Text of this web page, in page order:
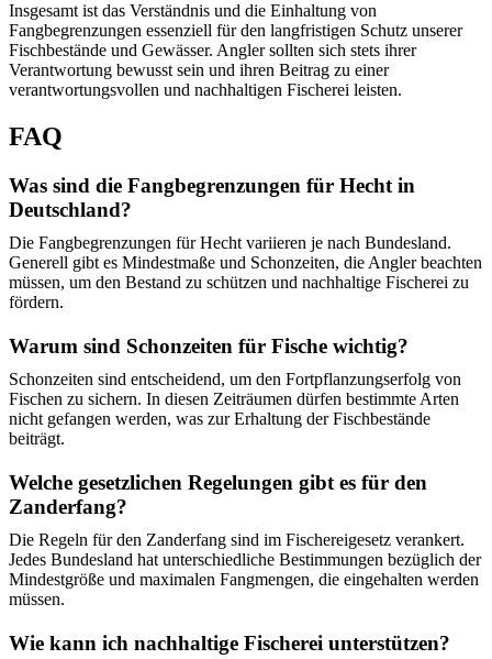
Insgesamt ist das Verständnis und die Einhaltung von
Fangbegrenzungen essenziell für den langfristigen Schutz unserer
Fischbestände und Gewässer. Angler sollten sich stets ihrer
Verantwortung bewusst sein und ihren Beitrag zu einer
verantwortungsvollen und nachhaltigen Fischerei leisten.
FAQ
Was sind die Fangbegrenzungen für Hecht in
Deutschland?
Die Fangbegrenzungen für Hecht variieren je nach Bundesland.
Generell gibt es Mindestmaße und Schonzeiten, die Angler beachten
müssen, um den Bestand zu schützen und nachhaltige Fischerei zu
fördern.
Warum sind Schonzeiten für Fische wichtig?
Schonzeiten sind entscheidend, um den Fortpflanzungserfolg von
Fischen zu sichern. In diesen Zeiträumen dürfen bestimmte Arten
nicht gefangen werden, was zur Erhaltung der Fischbestände
beiträgt.
Welche gesetzlichen Regelungen gibt es für den
Zanderfang?
Die Regeln für den Zanderfang sind im Fischereigesetz verankert.
Jedes Bundesland hat unterschiedliche Bestimmungen bezüglich der
Mindestgröße und maximalen Fangmengen, die eingehalten werden
müssen.
Wie kann ich nachhaltige Fischerei unterstützen?